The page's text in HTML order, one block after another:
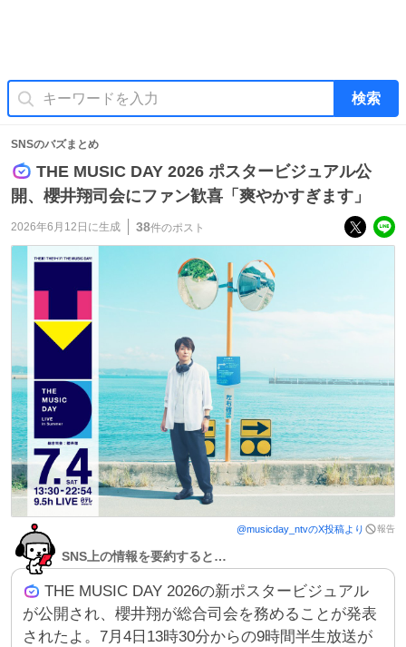
検索
SNSのバズまとめ
THE MUSIC DAY 2026 ポスタービジュアル公
開、櫻井翔司会にファン歓喜「爽やかすぎます」
2026年6月12日 に生成 38件のポスト
@musicday_ntvのX投稿より 報告
SNS上の情報を要約すると…
THE MUSIC DAY 2026の新ポスタービジュアル
が公開され、櫻井翔が総合司会を務めることが発表
されたよ。7月4日13時30分からの9時間半生放送が